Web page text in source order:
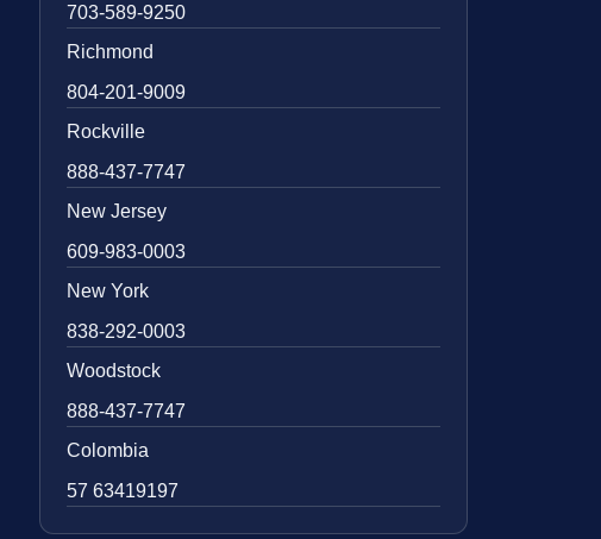
703-589-9250
Richmond
804-201-9009
Rockville
888-437-7747
New Jersey
609-983-0003
New York
838-292-0003
Woodstock
888-437-7747
Colombia
57 63419197